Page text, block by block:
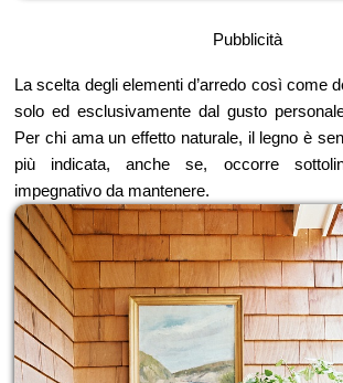
Pubblicità
La scelta degli elementi d’arredo così come
solo ed esclusivamente dal gusto
Per chi ama un effetto naturale, il legno è
più indicata, anche se, occorre
impegnativo da mantenere.